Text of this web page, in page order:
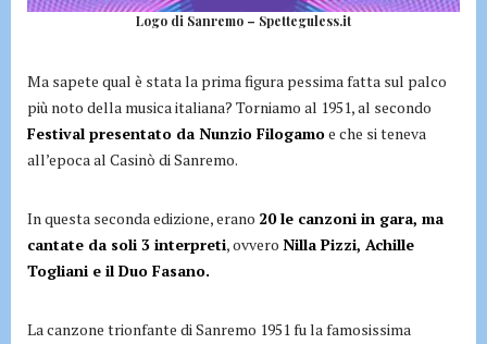
Logo di Sanremo – Spetteguless.it
Ma sapete qual è stata la prima figura pessima fatta sul palco
più noto della musica italiana? Torniamo al 1951, al secondo
Festival presentato da Nunzio Filogamoe che si teneva
all’epoca al Casinò di Sanremo.
In questa seconda edizione, erano 20 le canzoni in gara, ma
cantate da soli 3 interpreti, ovvero Nilla Pizzi, Achille
Togliani e il Duo Fasano.
La canzone trionfante di Sanremo 1951 fu la famosissima